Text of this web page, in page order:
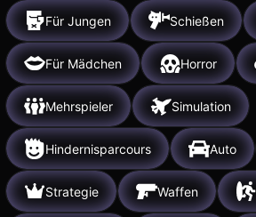
Für Jungen Schießen
Für Mädchen Horror
Mehrspieler Simulation
Hindernisparcours Auto
Strategie Waffen